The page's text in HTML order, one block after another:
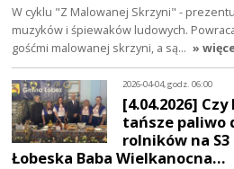
W cyklu "Z Malowanej Skrzyni" -
muzyków i śpiewaków ludowych.
gośćmi malowanej skrzyni, a są… »
2026-04-04, godz. 06:00
[4.04.2026]
tańsze paliwo
rolników na
Łobeska Baba Wielkanocna…